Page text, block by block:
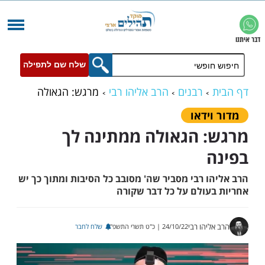
שלח שם לתפילה
רבנים הרב אליהו רבי
בפינה
הגאולה ממתינה לך
רבי מסביר שה' מסובב כל הסיבות ומתוך כך יש
על כל דבר שקורה